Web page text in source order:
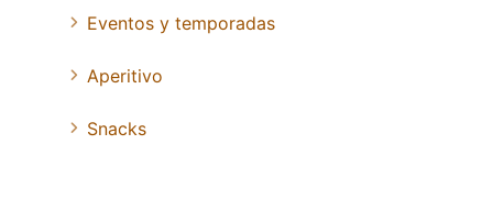
Eventos y temporadas
Aperitivo
Snacks